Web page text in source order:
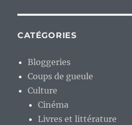
CATÉGORIES
Bloggeries
Coups de gueule
Culture
Cinéma
Livres et littérature